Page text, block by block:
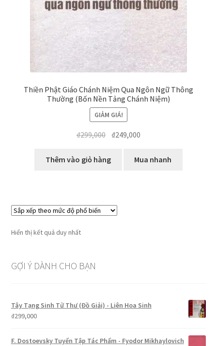
Thiền Phật Giáo Chánh Niệm Qua Ngôn Ngữ Thông
Thường (Bốn Nền Tảng Chánh Niệm)
GIẢM GIÁ!
₫299,000 Giá
là:
₫249,000
tại
Thêm vào giỏ hàng Mua nhanh
Hiển thị kết quả duy nhất
GỢI Ý DÀNH CHO BẠN
Tây Tạng Sinh Tử Thư (Đồ Giải) - Liên Hoa Sinh
₫299,000
F. Dostoevsky Tuyển Tập Tác Phẩm - Fyodor Mikhaylovich